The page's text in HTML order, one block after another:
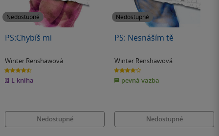
Nedostupné
PS:Chybíš mi
Winter Renshawová
4.4
z
5
hvězdiček
E-kniha
Nedostupné
Nedostupné
PS: Nesnáším tě
Winter Renshawová
4.1
z
5
hvězdiček
pevná vazba
Nedostupné